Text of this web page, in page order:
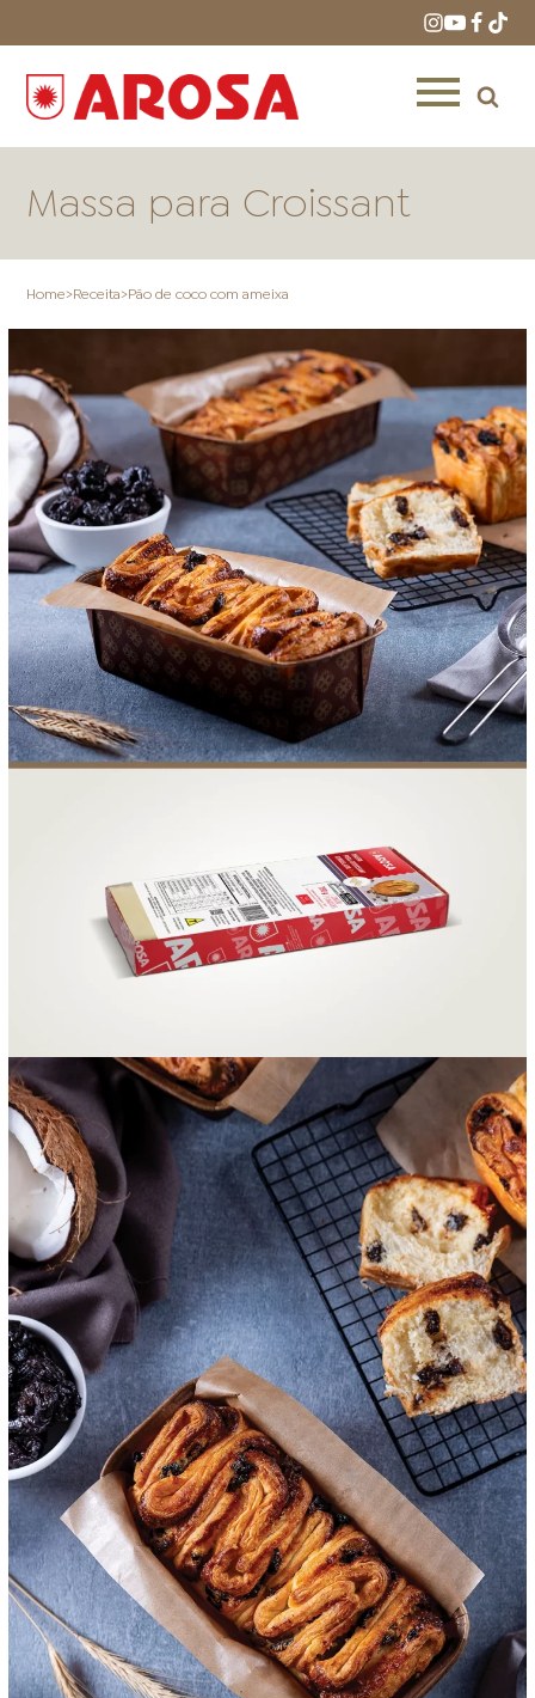
ONDE COMPRAR LOJAS AROSA
DISTRIBUIDORES E
REPRESENTANTES
FOOD SERVICE EMPRESA AGENDA DE CURSOS
SAC ACESSO PARA PARCEIROS
Massa para Croissant
Home>Receita>Pão de coco com ameixa